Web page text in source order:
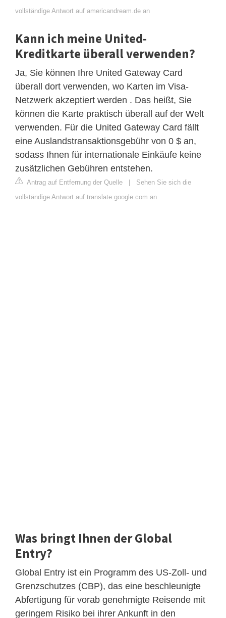
vollständige Antwort auf americandream.de an
Kann ich meine United-
Kreditkarte überall verwenden?
Ja, Sie können Ihre United Gateway Card
überall dort verwenden, wo Karten im Visa-
Netzwerk akzeptiert werden . Das heißt, Sie
können die Karte praktisch überall auf der Welt
verwenden. Für die United Gateway Card fällt
eine Auslandstransaktionsgebühr von 0 $ an,
sodass Ihnen für internationale Einkäufe keine
zusätzlichen Gebühren entstehen.
Antrag auf Entfernung der Quelle | Sehen Sie sich die
vollständige Antwort auf translate.google.com an
Was bringt Ihnen der Global
Entry?
Global Entry ist ein Programm des US-Zoll- und
Grenzschutzes (CBP), das eine beschleunigte
Abfertigung für vorab genehmigte Reisende mit
geringem Risiko bei ihrer Ankunft in den